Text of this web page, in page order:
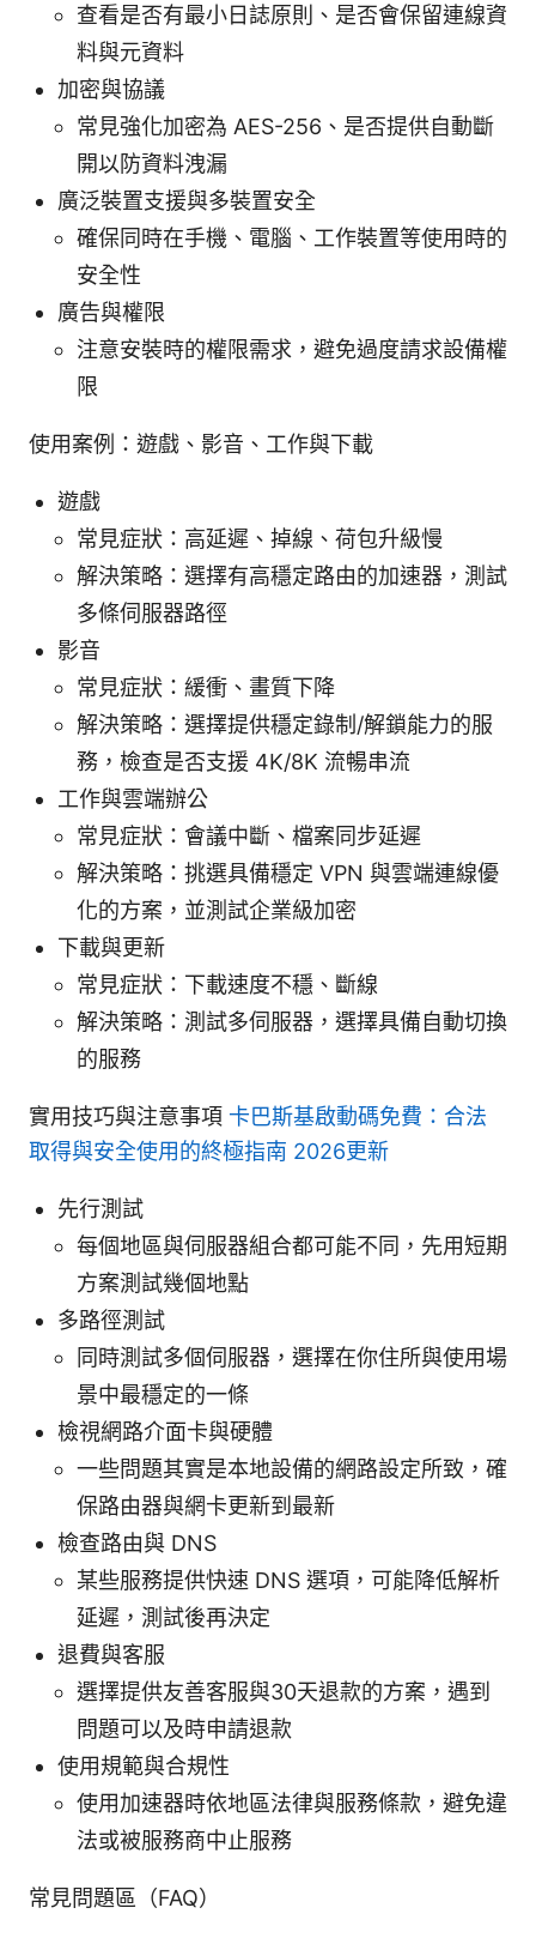
查看是否有最小日誌原則、是否會保留連線資
料與元資料
加密與協議
常見強化加密為 AES-256、是否提供自動斷
開以防資料洩漏
廣泛裝置支援與多裝置安全
確保同時在手機、電腦、工作裝置等使用時的
安全性
廣告與權限
注意安裝時的權限需求，避免過度請求設備權
限
使用案例：遊戲、影音、工作與下載
遊戲
常見症狀：高延遲、掉線、荷包升級慢
解決策略：選擇有高穩定路由的加速器，測試
多條伺服器路徑
影音
常見症狀：緩衝、畫質下降
解決策略：選擇提供穩定錄制/解鎖能力的服
務，檢查是否支援 4K/8K 流暢串流
工作與雲端辦公
常見症狀：會議中斷、檔案同步延遲
解決策略：挑選具備穩定 VPN 與雲端連線優
化的方案，並測試企業級加密
下載與更新
常見症狀：下載速度不穩、斷線
解決策略：測試多伺服器，選擇具備自動切換
的服務
實用技巧與注意事項 卡巴斯基啟動碼免費：合法
取得與安全使用的終極指南 2026更新
先行測試
每個地區與伺服器組合都可能不同，先用短期
方案測試幾個地點
多路徑測試
同時測試多個伺服器，選擇在你住所與使用場
景中最穩定的一條
檢視網路介面卡與硬體
一些問題其實是本地設備的網路設定所致，確
保路由器與網卡更新到最新
檢查路由與 DNS
某些服務提供快速 DNS 選項，可能降低解析
延遲，測試後再決定
退費與客服
選擇提供友善客服與30天退款的方案，遇到
問題可以及時申請退款
使用規範與合規性
使用加速器時依地區法律與服務條款，避免違
法或被服務商中止服務
常見問題區（FAQ）